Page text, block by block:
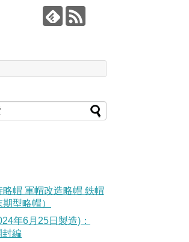
略帽 軍帽改造略帽 鉄帽
型略帽）
年6月25日製造)：
封編